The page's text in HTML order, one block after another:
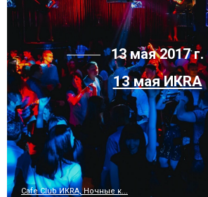
13 мая 2017 г.
13 мая ИКRA
Cafe Club ИКRA, Ночные к...